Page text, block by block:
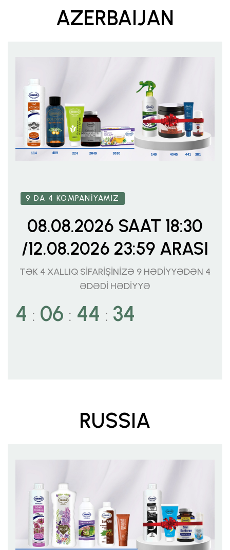
AZERBAIJAN
9 DA 4 KOMPANİYAMIZ
08.08.2026 SAAT 18:30
/12.08.2026 23:59 ARASI
TƏK 4 XALLIQ SİFARİŞİNİZƏ 9 HƏDİYYƏDƏN 4
ƏDƏDİ HƏDİYYƏ
4 : 06 : 44 : 32
RUSSIA